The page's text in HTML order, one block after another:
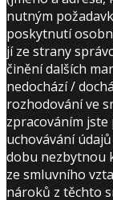
nutným
poskytnutí
jí ze strany
činění dalších
nedochází /
rozhodování ve
zpracováním jste
uchovávání
dobu nezbytnou
ze smluvního
nároků z těchto